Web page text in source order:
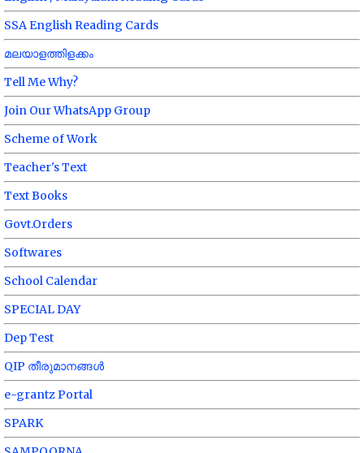
SSA English Reading Cards
മലയാളത്തിളക്കം
Tell Me Why?
Join Our WhatsApp Group
Scheme of Work
Teacher's Text
Text Books
Govt.Orders
Softwares
School Calendar
SPECIAL DAY
Dep Test
QIP തീരുമാനങ്ങൾ
e-grantz Portal
SPARK